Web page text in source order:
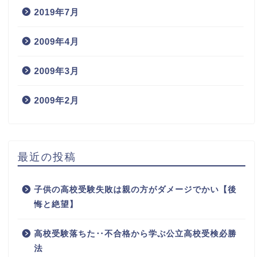
2019年7月
2009年4月
2009年3月
2009年2月
最近の投稿
子供の高校受験失敗は親の方がダメージでかい【後
悔と絶望】
高校受験落ちた‥不合格から学ぶ公立高校受検必勝
法